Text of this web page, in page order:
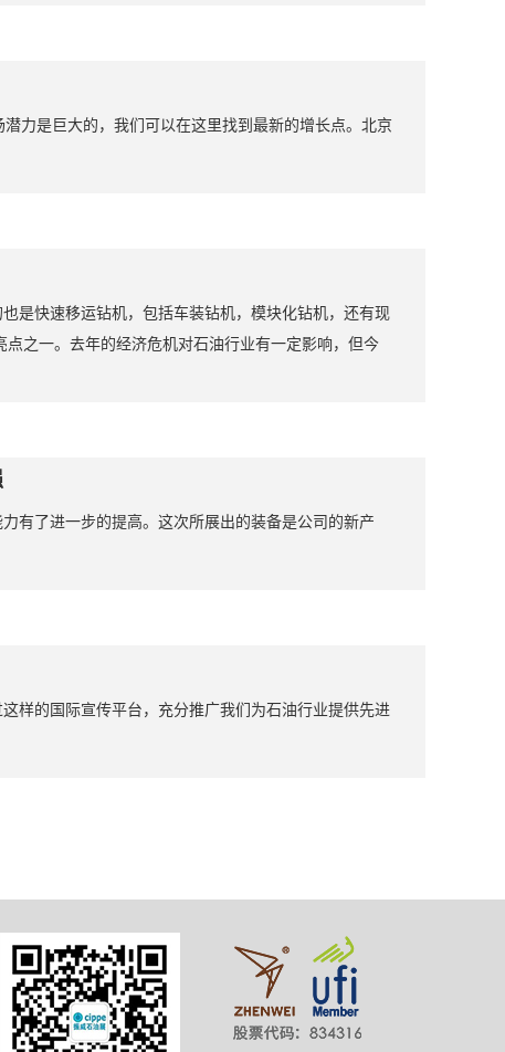
力是巨大的，我们可以在这里找到最新的增长点。北京
是快速移运钻机，包括车装钻机，模块化钻机，还有现
之一。去年的经济危机对石油行业有一定影响，但今
有了进一步的提高。这次所展出的装备是公司的新产
样的国际宣传平台，充分推广我们为石油行业提供先进